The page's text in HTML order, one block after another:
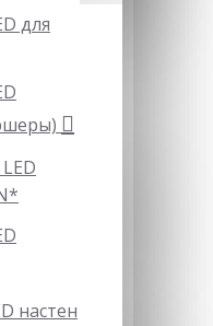
для
настен